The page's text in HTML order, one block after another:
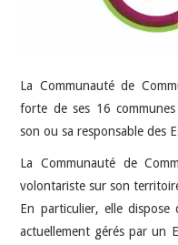
La Communauté de
forte de ses 16
son ou sa responsable des
La Communauté de
volontariste sur son
En particulier, elle
actuellement gérés par un